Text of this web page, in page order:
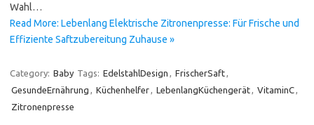
Wahl…
Read More: Lebenlang Elektrische Zitronenpresse: Für Frische und
Effiziente Saftzubereitung Zuhause »
Category: Baby Tags: EdelstahlDesign , FrischerSaft,
GesundeErnährung , Küchenhelfer, LebenlangKüchengerät, VitaminC,
Zitronenpresse